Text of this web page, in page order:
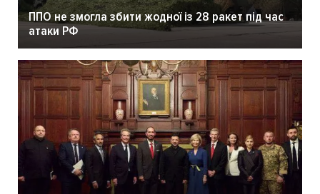
ППО не змогла збити жодної із 28 ракет під час
атаки РФ